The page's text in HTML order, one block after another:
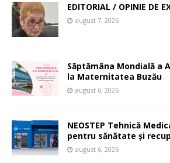
EDITORIAL / OPINIE DE
august 7, 2026
Săptămâna Mondială a
la Maternitatea Buzău
august 6, 2026
NEOSTEP Tehnică
pentru sănătate și
august 6, 2026